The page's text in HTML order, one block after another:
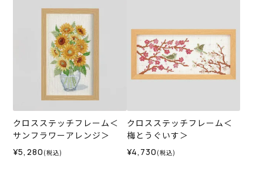
クロスステッチフレーム＜
サンフラワーアレンジ＞
¥5,280 (税込)
クロスステッチフレーム＜
梅とうぐいす＞
¥4,730 (税込)